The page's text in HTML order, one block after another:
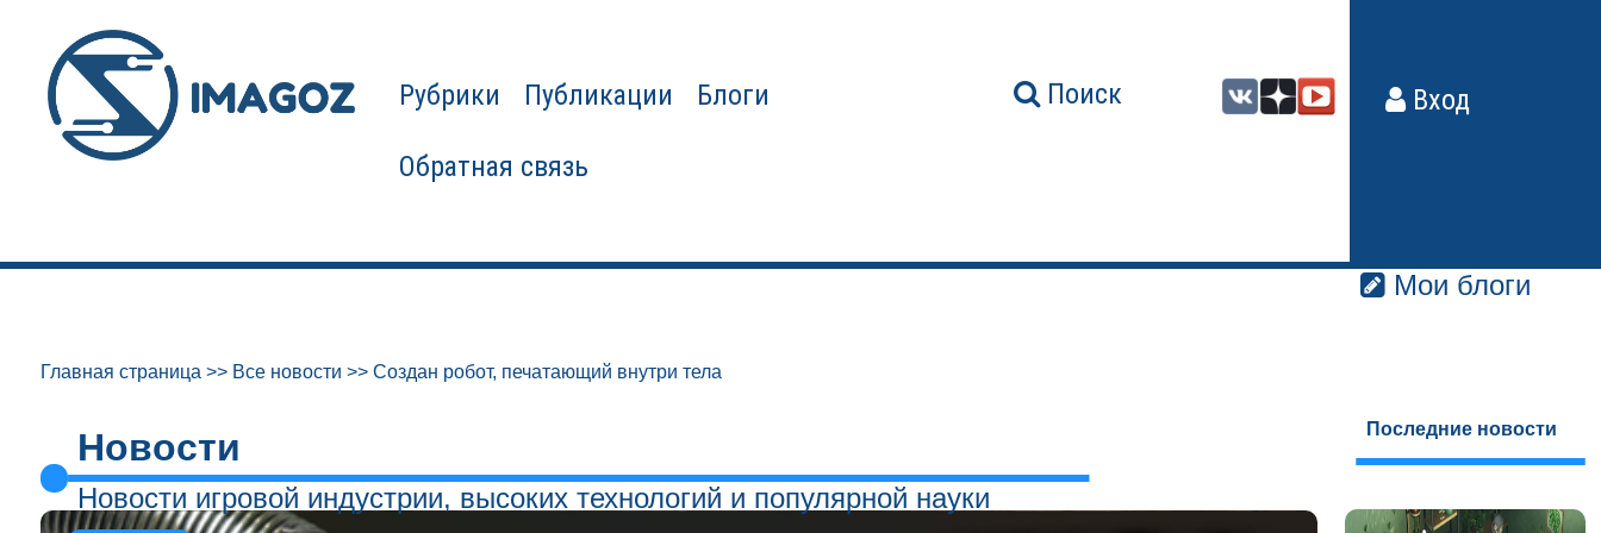
Рубрики Публикации Блоги
Обратная связь
Поиск Вход
Мои блоги
Главная страница >> Все новости >> Создан робот, печатающий внутри тела
Новости
Новости игровой индустрии, высоких технологий и популярной науки
Последние новости